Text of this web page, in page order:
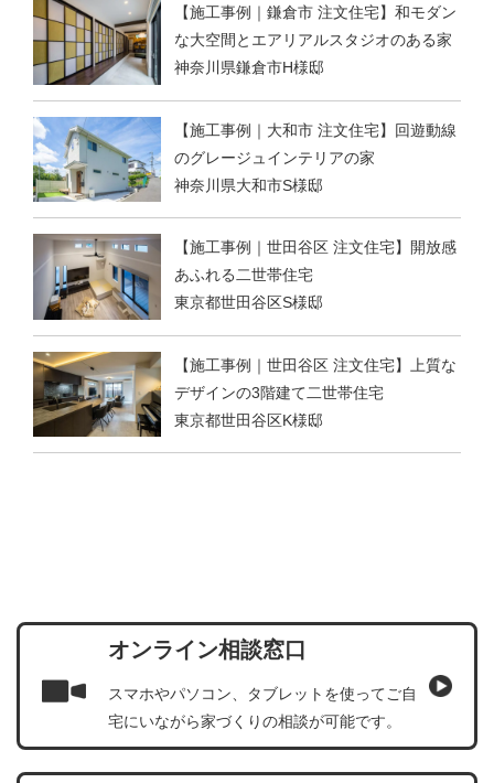
【施工事例｜鎌倉市 注文住宅】和モダン
な大空間とエアリアルスタジオのある家
神奈川県鎌倉市H様邸
【施工事例｜大和市 注文住宅】回遊動線
のグレージュインテリアの家
神奈川県大和市S様邸
【施工事例｜世田谷区 注文住宅】開放感
あふれる二世帯住宅
東京都世田谷区S様邸
【施工事例｜世田谷区 注文住宅】上質な
デザインの3階建て二世帯住宅
東京都世田谷区K様邸
オンライン相談窓口
スマホやパソコン、タブレットを使ってご自
宅にいながら家づくりの相談が可能です。